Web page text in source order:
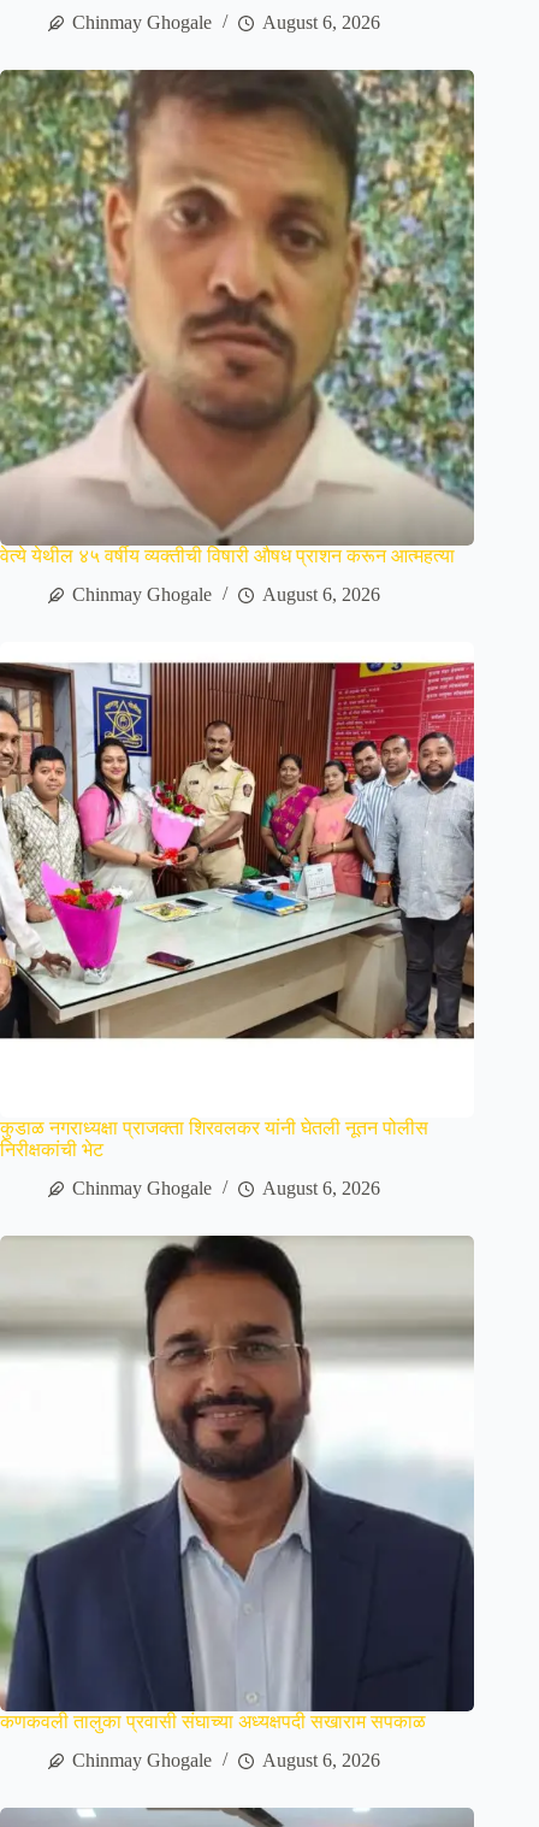
Chinmay Ghogale
August 6, 2026
वेत्ये येथील ४५ वर्षीय व्यक्तीची विषारी औषध प्राशन करून आत्महत्या
Chinmay Ghogale
August 6, 2026
कुडाळ नगराध्यक्षा प्राजक्ता शिरवलकर यांनी घेतली नूतन पोलीस
निरीक्षकांची भेट
Chinmay Ghogale
August 6, 2026
कणकवली तालुका प्रवासी संघाच्या अध्यक्षपदी सखाराम सपकाळ
Chinmay Ghogale
August 6, 2026